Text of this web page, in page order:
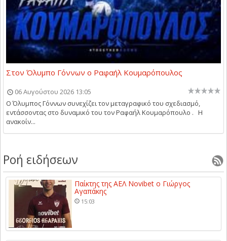
Στον Όλυμπο Γόννων ο Ραφαήλ Κουμαρόπουλος
06 Αυγούστου 2026 13:05
Ο Όλυμπος Γόννων συνεχίζει τον μεταγραφικό του σχεδιασμό,
εντάσσοντας στο δυναμικό του τον Ραφαήλ Κουμαρόπουλο . Η
ανακοίν...
Ροή ειδήσεων
Παίκτης της ΑΕΛ Novibet ο Γιώργος
Αγαπάκης
15:03